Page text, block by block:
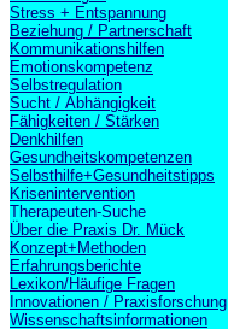
Stress + Entspannung
Beziehung / Partnerschaft
Kommunikationshilfen
Emotionskompetenz
Selbstregulation
Sucht / Abhängigkeit
Fähigkeiten / Stärken
Denkhilfen
Gesundheitskompetenzen
Selbsthilfe+Gesundheitstipps
Krisenintervention
Therapeuten-Suche
Über die Praxis Dr. Mück
Konzept+Methoden
Erfahrungsberichte
Lexikon/Häufige Fragen
Innovationen / Praxisforschung
Wissenschaftsinformationen